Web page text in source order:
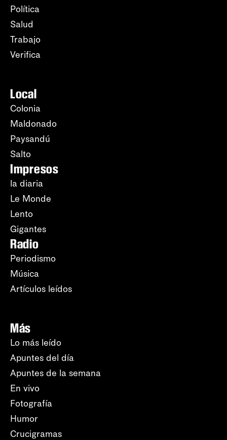
Política
Salud
Trabajo
Verifica
Local
Colonia
Maldonado
Paysandú
Salto
Impresos
la diaria
Le Monde
Lento
Gigantes
Radio
Periodismo
Música
Artículos leídos
Más
Lo más leído
Apuntes del día
Apuntes de la semana
En vivo
Fotografía
Humor
Crucigramas